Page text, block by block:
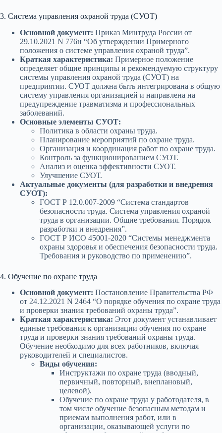
3. Система управления охраной труда (СУОТ)
Основной документ: Приказ Минтруда России от
29.10.2021 N 776н “Об утверждении Примерного
положения о системе управления охраной труда”.
Краткая характеристика: Примерное положение
определяет общие принципы и рекомендуемую структуру
системы управления охраной труда (СУОТ) на
предприятии. СУОТ должна быть интегрирована в общую
систему управления организацией и направлена на
предупреждение травматизма и профессиональных
заболеваний.
Основные элементы СУОТ:
Политика в области охраны труда.
Планирование мероприятий по охране труда.
Организация и координация работ по охране труда.
Контроль за функционированием СУОТ.
Анализ и оценка эффективности СУОТ.
Улучшение СУОТ.
Актуальные документы (для разработки и внедрения
СУОТ):
ГОСТ Р 12.0.007-2009 “Система стандартов
безопасности труда. Система управления охраной
труда в организации. Общие требования. Порядок
разработки и внедрения”.
ГОСТ Р ИСО 45001-2020 “Системы менеджмента
охраны здоровья и обеспечения безопасности труда.
Требования и руководство по применению”.
4. Обучение по охране труда
Основной документ: Постановление Правительства РФ
от 24.12.2021 N 2464 “О порядке обучения по охране труда
и проверки знания требований охраны труда”.
Краткая характеристика: Этот документ устанавливает
единые требования к организации обучения по охране
труда и проверки знания требований охраны труда.
Обучение необходимо для всех работников, включая
руководителей и специалистов.
Виды обучения:
Инструктажи по охране труда (вводный,
первичный, повторный, внеплановый,
целевой).
Обучение по охране труда у работодателя, в
том числе обучение безопасным методам и
приемам выполнения работ, или в
организации, оказывающей услуги по